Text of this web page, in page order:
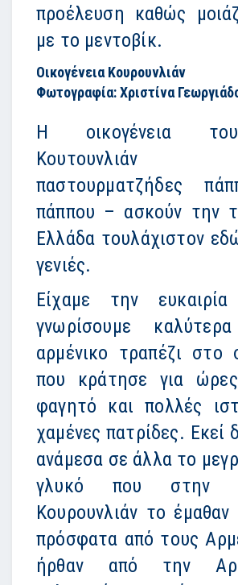
προέλευση καθώς
με το μεντοβίκ.
Οικογένεια Κουρουνλιάν
Φωτογραφία: Χριστίνα
Η οικογένεια
Κουτουνλιάν
παστουρματζήδες
πάππου – ασκούν την
Ελλάδα τουλάχιστον
γενιές.
Είχαμε την
γνωρίσουμε
αρμένικο τραπέζι στο
που κράτησε για
φαγητό και πολλές
χαμένες πατρίδες. Εκεί
ανάμεσα σε άλλα το
γλυκό που στην
Κουρουνλιάν το
πρόσφατα από τους
ήρθαν από την